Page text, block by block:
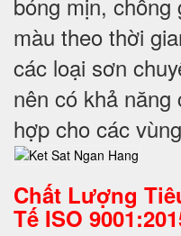
màu theo thời
các loại sơn
nên có khả
hợp cho các
Chất Lượng
Tế ISO